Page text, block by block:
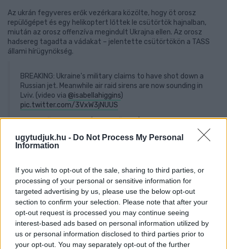
ugytudjuk.hu - Do Not Process My Personal
Information
If you wish to opt-out of the sale, sharing to third parties, or
processing of your personal or sensitive information for
targeted advertising by us, please use the below opt-out
section to confirm your selection. Please note that after your
opt-out request is processed you may continue seeing
interest-based ads based on personal information utilized by
us or personal information disclosed to third parties prior to
your opt-out. You may separately opt-out of the further
Az ukrán fegyveres erők vezérkara közölte, hogy öt orosz
repülőgépet és egy helikoptert lőttek le csütörtök hajnalban,
miután az orosz offenzíva megindult Ukrajna ellen. Az orosz
hadsereg tagadta a vádakat – jelentette csütörtökön a TASS
állami hírügynökség.
BREAKING: Ukraine's military claims to have shot down a
Russian jet. Meanwhile air raid sirens are now sounding in
Lviv. (video via @isabellahiggins)
pic.twitter.com/3VxW3jNUUS
— Conflict News (@Conflicts)February 24,
2022
Szijjártó: Magyarország kiáll Ukrajna
mellett
„Magyarország kiáll Ukrajna területi integritása és
szuverenitása mellett"